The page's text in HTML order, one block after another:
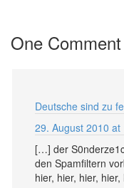
One Comment
Deutsche sind zu
29. August 2010 at
[…] der
den Spamfiltern
hier, hier, hier,